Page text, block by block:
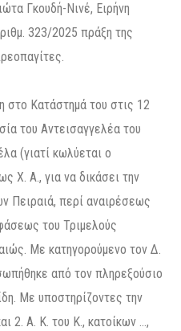
Γκουδή-Νινέ, Ειρήνη
323/2025 πράξη της
στο Κατάστημά του στις 12
του Αντεισαγγελέα του
(γιατί κωλύεται ο
Χ. Α., για να δικάσει την
Πειραιά, περί αναιρέσεως
του Τριμελούς
Με κατηγορούμενο τον Δ.
από τον πληρεξούσιο
Με υποστηρίζοντες την
2. Α. Κ. του Κ., κατοίκων …,